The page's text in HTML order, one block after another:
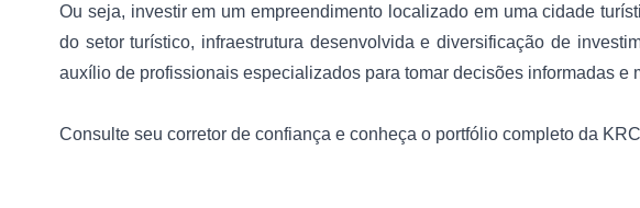
Ou seja, investir em um empreendimento localizado em uma cidade
do setor turístico, infraestrutura desenvolvida e diversificação de
auxílio de profissionais especializados para tomar decisões informadas e
Consulte seu corretor de confiança e conheça o portfólio completo da